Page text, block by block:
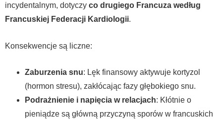
incydentalnym, dotyczy co drugiego Francuza według
Francuskiej Federacji Kardiologii.
Konsekwencje są liczne:
Zaburzenia snu: Lęk finansowy aktywuje kortyzol
(hormon stresu), zakłócając fazy głębokiego snu.
Podrażnienie i napięcia w relacjach: Kłótnie o
pieniądze są główną przyczyną sporów w francuskich